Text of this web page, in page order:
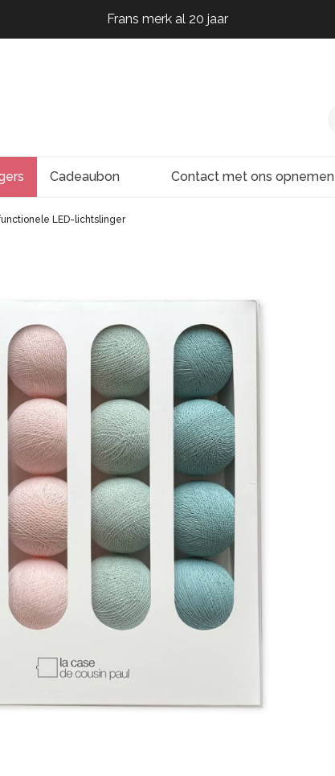
Frans merk al 20 jaar
Frans merk al 20 jaar
Cadeaubon Contact met ons opnemen
LED-lichtslinger